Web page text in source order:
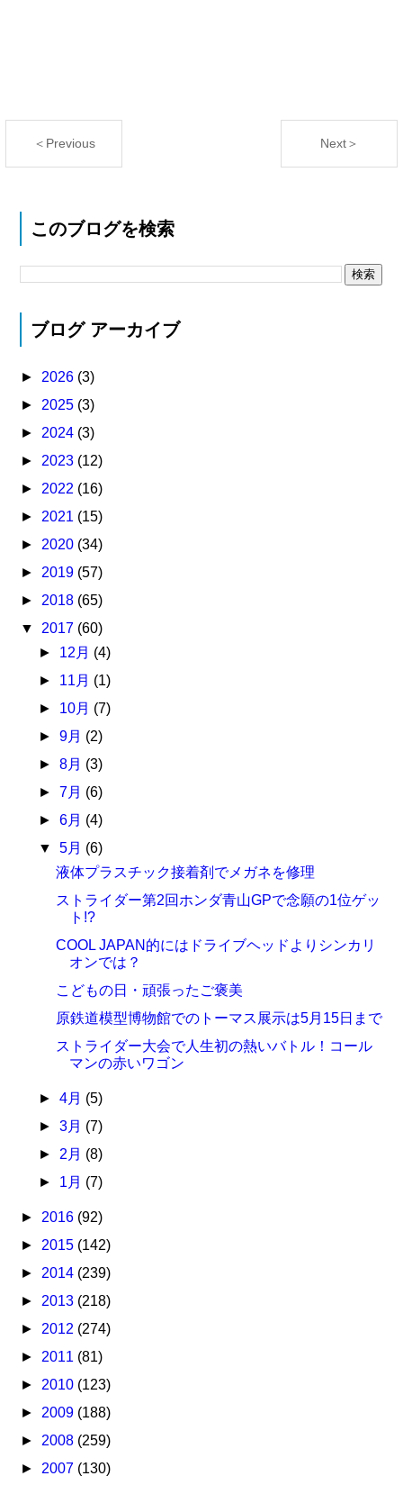
＜Previous Next＞
このブログを検索
ブログ アーカイブ
► 2026 (3)
► 2025 (3)
► 2024 (3)
► 2023 (12)
► 2022 (16)
► 2021 (15)
► 2020 (34)
► 2019 (57)
► 2018 (65)
▼ 2017 (60)
► 12月 (4)
► 11月 (1)
► 10月 (7)
► 9月 (2)
► 8月 (3)
► 7月 (6)
► 6月 (4)
▼ 5月 (6)
液体プラスチック接着剤でメガネを修理
ストライダー第2回ホンダ青山GPで念願の1位ゲッ
ト!?
COOL JAPAN的にはドライブヘッドよりシンカリ
オンでは？
こどもの日・頑張ったご褒美
原鉄道模型博物館でのトーマス展示は5月15日まで
ストライダー大会で人生初の熱いバトル！コール
マンの赤いワゴン
► 4月 (5)
► 3月 (7)
► 2月 (8)
► 1月 (7)
► 2016 (92)
► 2015 (142)
► 2014 (239)
► 2013 (218)
► 2012 (274)
► 2011 (81)
► 2010 (123)
► 2009 (188)
► 2008 (259)
► 2007 (130)